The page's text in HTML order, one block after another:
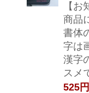
【
商品
書体
字は
漢字
スメ
525円